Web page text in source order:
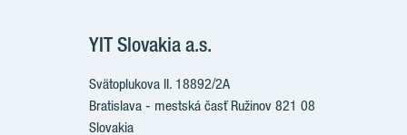
YIT Slovakia a.s.
Svätoplukova II. 18892/2A
Bratislava - mestská časť Ružinov 821 08
Slovakia